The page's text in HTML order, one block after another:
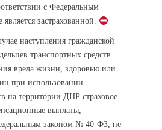
с Федеральным
застрахованной.
наступления гражданской
транспортных средств
вреда жизни, здоровью или
при использовании
на территории ДНР страховое
выплаты,
законом № 40-ФЗ, не